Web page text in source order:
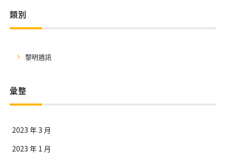
類別
黎明週訊
彙整
2023 年 3 月
2023 年 1 月